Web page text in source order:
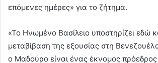
επόμενες ημέρες» για το ζήτημα.
«Το Ηνωμένο Βασίλειο υποστηρίζει εδώ
μεταβίβαση της εξουσίας στη
ο Μαδούρο είναι ένας έκνομος πρόεδρος